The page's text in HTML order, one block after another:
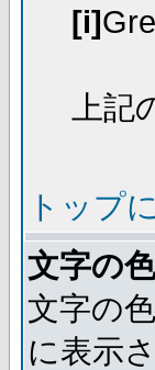
[i]
上
トップ
文字の
文字の
に表示